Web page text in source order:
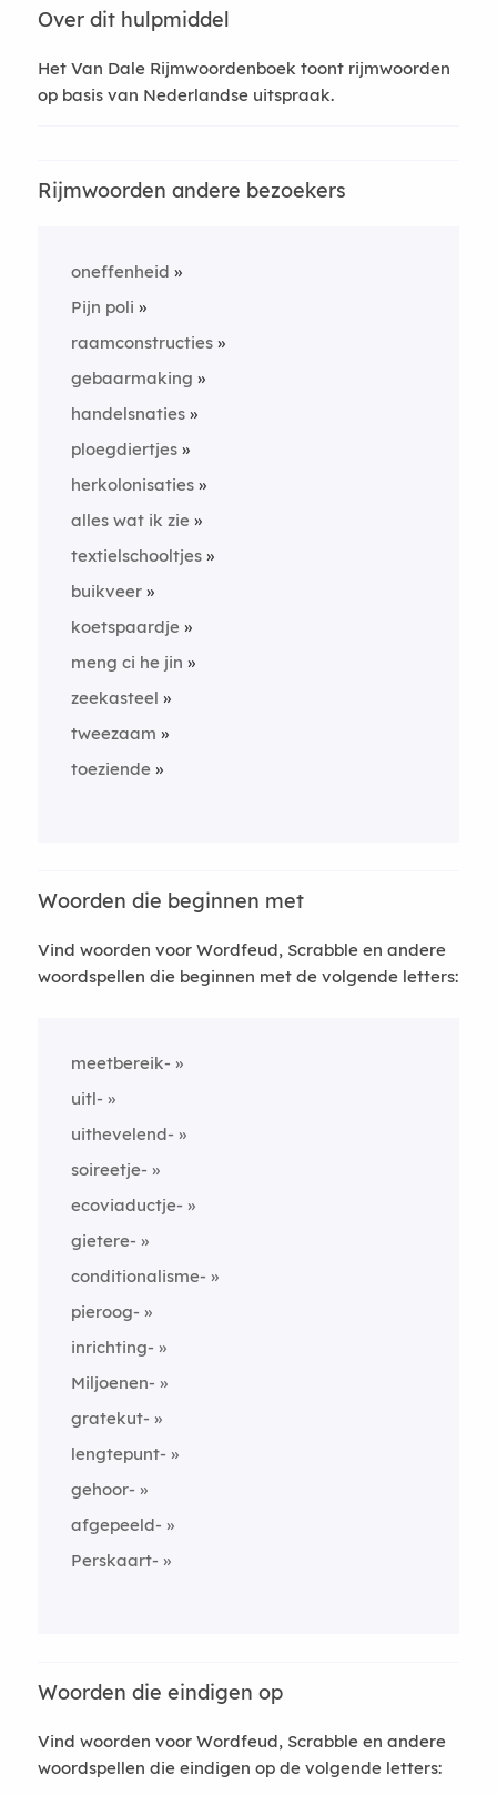
Over dit hulpmiddel
Het Van Dale Rijmwoordenboek toont rijmwoorden
op basis van Nederlandse uitspraak.
Rijmwoorden andere bezoekers
oneffenheid
Pijn poli
raamconstructies
gebaarmaking
handelsnaties
ploegdiertjes
herkolonisaties
alles wat ik zie
textielschooltjes
buikveer
koetspaardje
meng ci he jin
zeekasteel
tweezaam
toeziende
Woorden die beginnen met
Vind woorden voor Wordfeud, Scrabble en andere
woordspellen die beginnen met de volgende letters:
meetbereik-
uitl-
uithevelend-
soireetje-
ecoviaductje-
gietere-
conditionalisme-
pieroog-
inrichting-
Miljoenen-
gratekut-
lengtepunt-
gehoor-
afgepeeld-
Perskaart-
Woorden die eindigen op
Vind woorden voor Wordfeud, Scrabble en andere
woordspellen die eindigen op de volgende letters: